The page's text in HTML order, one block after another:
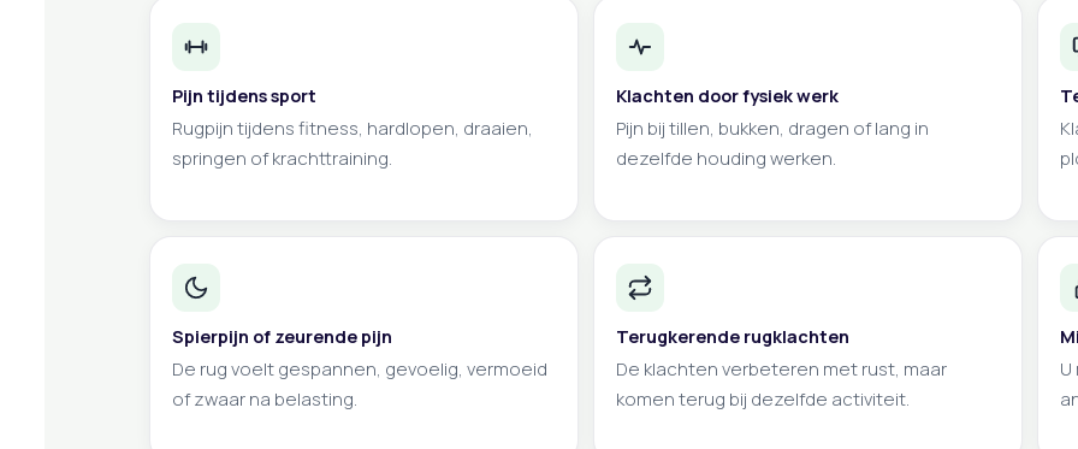
Pijn tijdens sport
Rugpijn tijdens fitness, hardlopen, draaien,
springen of krachttraining.
Klachten door fysiek werk
Pijn bij tillen, bukken, dragen of lang in
dezelfde houding werken.
Spierpijn of zeurende pijn
De rug voelt gespannen, gevoelig, vermoeid
of zwaar na belasting.
Terugkerende rugklachten
De klachten verbeteren met rust, maar
komen terug bij dezelfde activiteit.